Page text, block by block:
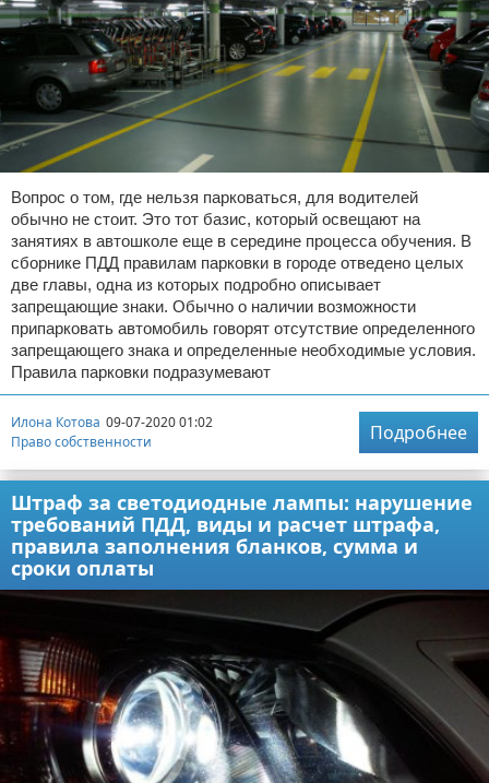
Вопрос о том, где нельзя парковаться, для водителей
обычно не стоит. Это тот базис, который освещают на
занятиях в автошколе еще в середине процесса обучения. В
сборнике ПДД правилам парковки в городе отведено целых
две главы, одна из которых подробно описывает
запрещающие знаки. Обычно о наличии возможности
припарковать автомобиль говорят отсутствие определенного
запрещающего знака и определенные необходимые условия.
Правила парковки подразумевают
Илона Котова 09-07-2020 01:02
Право собственности
Подробнее
Штраф за светодиодные лампы: нарушение
требований ПДД, виды и расчет штрафа,
правила заполнения бланков, сумма и
сроки оплаты